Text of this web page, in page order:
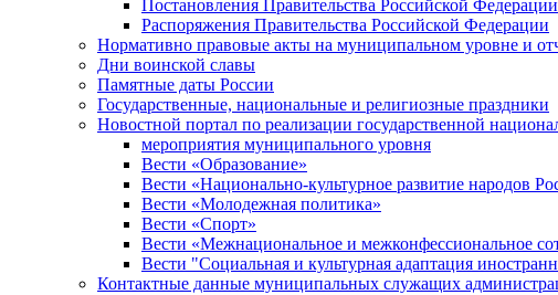
Постановления Правительства Российской Федерации
Распоряжения Правительства Российской Федерации
Нормативно правовые акты на муниципальном уровне и
Дни воинской славы
Памятные даты России
Государственные, национальные и религиозные праздники
Новостной портал по реализации государственной
мероприятия муниципального уровня
Вести «Образование»
Вести «Национально-культурное развитие народов
Вести «Молодежная политика»
Вести «Спорт»
Вести «Межнациональное и межконфессиональное
Вести "Социальная и культурная адаптация
Контактные данные муниципальных служащих